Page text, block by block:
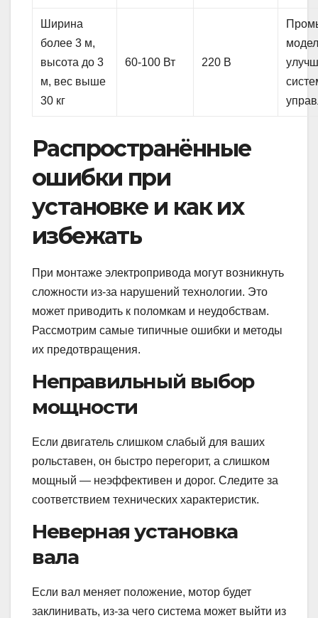
Ширина
более 3 м,
высота до 3
м, вес выше
30 кг
60-100 Вт 220 В
Распространённые
ошибки при
установке и как их
избежать
При монтаже электропривода могут возникнуть
сложности из-за нарушений технологии. Это
может приводить к поломкам и неудобствам.
Рассмотрим самые типичные ошибки и методы
их предотвращения.
Неправильный выбор
мощности
Если двигатель слишком слабый для ваших
рольставен, он быстро перегорит, а слишком
мощный — неэффективен и дорог. Следите за
соответствием технических характеристик.
Неверная установка
вала
Если вал меняет положение, мотор будет
заклинивать, из-за чего система может выйти из